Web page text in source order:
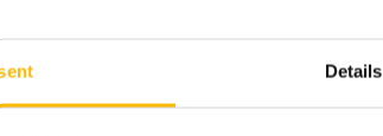
Details
hasta dos niveles con jardines interiores. Hay
ser limitados en horas punta. La galería
el Támesis, los distritos financieros y
con personal atento que organiza el acceso.